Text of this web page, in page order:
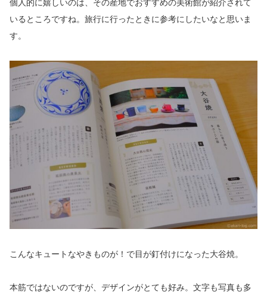
個人的に嬉しいのは、その産地でおすすめの美術館が紹介されて
いるところですね。旅行に行ったときに参考にしたいなと思いま
す。
こんなキュートなやきものが！で目が釘付けになった大谷焼。
本筋ではないのですが、デザインがとても好み。文字も写真も多